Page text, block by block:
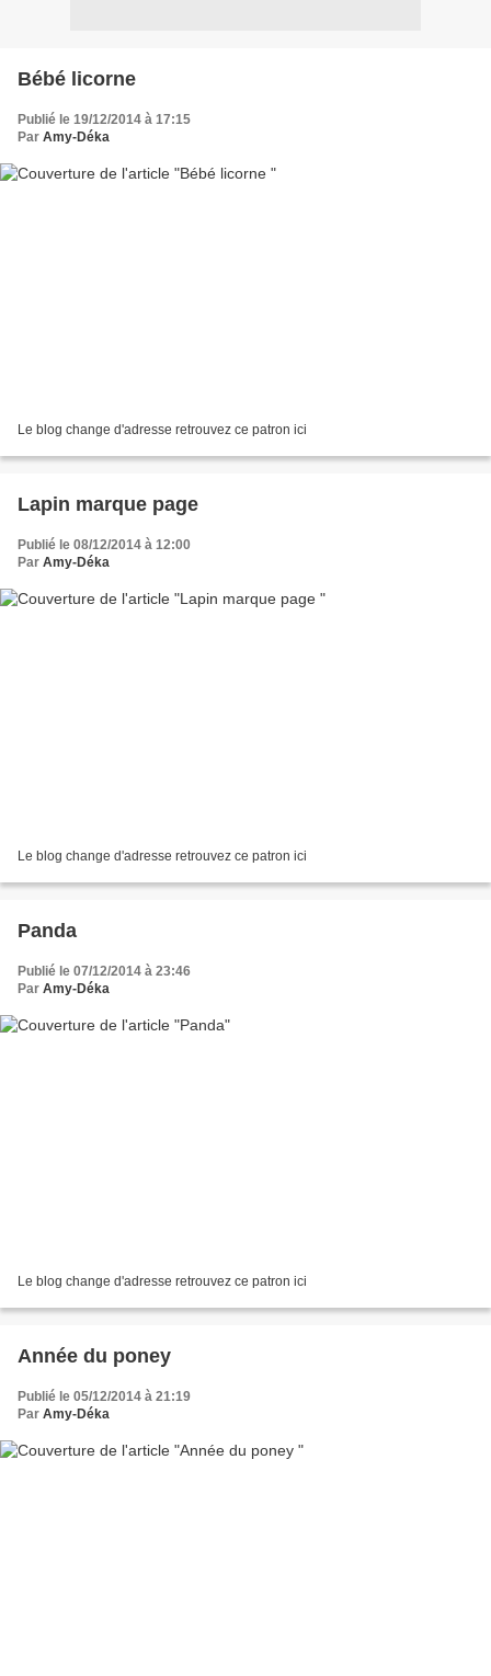
Bébé licorne
Publié le 19/12/2014 à 17:15
Par Amy-Déka
Le blog change d'adresse retrouvez ce patron ici
Lapin marque page
Publié le 08/12/2014 à 12:00
Par Amy-Déka
Le blog change d'adresse retrouvez ce patron ici
Panda
Publié le 07/12/2014 à 23:46
Par Amy-Déka
Le blog change d'adresse retrouvez ce patron ici
Année du poney
Publié le 05/12/2014 à 21:19
Par Amy-Déka